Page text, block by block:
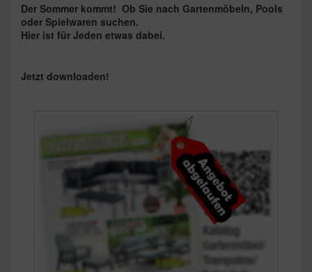
Der Sommer kommt! Ob Sie nach Gartenmöbeln, Pools
oder Spielwaren suchen.
Hier ist für Jeden etwas dabei.
Jetzt downloaden!